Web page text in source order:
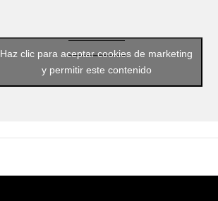
Haz clic para aceptar cookies de marketing
y permitir este contenido